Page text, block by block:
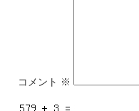
コメント ※